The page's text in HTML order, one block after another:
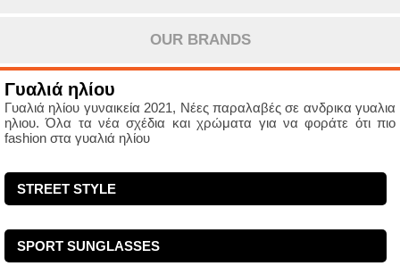
OUR BRANDS
Γυαλιά ηλίου
Γυαλιά ηλίου γυναικεία 2021, Νέες παραλαβές σε ανδρικα γυαλια
ηλιου. Όλα τα νέα σχέδια και χρώματα για να φοράτε ότι πιο
fashion στα γυαλιά ηλίου
STREET STYLE
SPORT SUNGLASSES